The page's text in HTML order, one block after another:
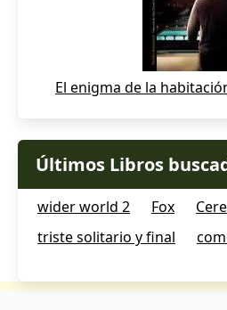
El enigma de la
Últimos Libros
wider world 2 Fox
triste solitario y final